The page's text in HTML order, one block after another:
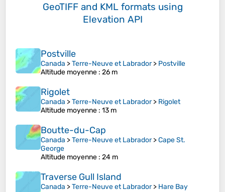
GeoTIFF and KML formats using
Elevation API
Postville
Canada >Terre-Neuve et Labrador> Postville
Altitude moyenne : 26 m
Rigolet
Canada >Terre-Neuve et Labrador> Rigolet
Altitude moyenne : 13 m
Boutte-du-Cap
Canada >Terre-Neuve et Labrador>Cape St.
George
Altitude moyenne : 24 m
Traverse Gull Island
Canada >Terre-Neuve et Labrador> Hare Bay